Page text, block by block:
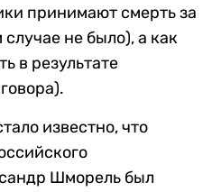
принимают смерть за
не было), а как
в результате
известно, что
Шморель был